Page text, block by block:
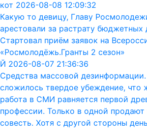
кот 2026-08-08 12:09:32
Какую то девицу, Главу
арестовали за растрату бюджетных
Стартовал приём заявок на
«Росмолодёжь.Гранты 2 сезон»
Й 2026-08-07 21:36:36
Средства массовой
сложилось твердое убеждение, что
работа в СМИ равняется первой
профессии. Только в одной продают
совесть. Хотя с другой стороны